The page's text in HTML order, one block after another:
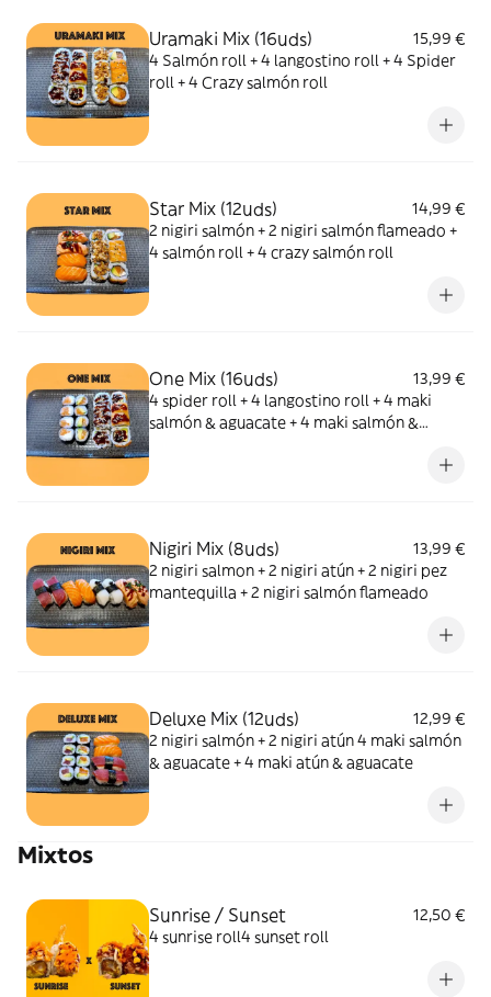
Uramaki Mix (16uds)
15,99 €
4 Salmón roll + 4 langostino roll + 4 Spider
roll + 4 Crazy salmón roll
Star Mix (12uds)
14,99 €
2 nigiri salmón + 2 nigiri salmón flameado +
4 salmón roll + 4 crazy salmón roll
One Mix (16uds)
13,99 €
4 spider roll + 4 langostino roll + 4 maki
salmón & aguacate + 4 maki salmón &
Nigiri Mix (8uds)
13,99 €
2 nigiri salmon + 2 nigiri atún + 2 nigiri pez
mantequilla + 2 nigiri salmón flameado
Deluxe Mix (12uds)
12,99 €
2 nigiri salmón + 2 nigiri atún 4 maki salmón
& aguacate + 4 maki atún & aguacate
Mixtos
Sunrise / Sunset
12,50 €
4 sunrise roll4 sunset roll